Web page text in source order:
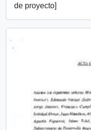
de proyecto]